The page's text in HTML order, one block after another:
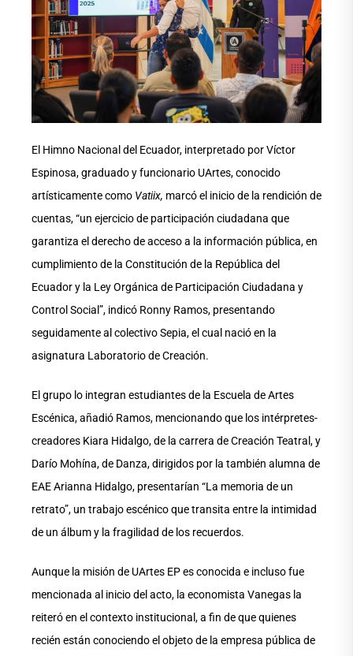
El Himno Nacional del Ecuador, interpretado por Víctor
Espinosa, graduado y funcionario UArtes, conocido
artísticamente como Vatiix, marcó el inicio de la rendición de
cuentas, “un ejercicio de participación ciudadana que
garantiza el derecho de acceso a la información pública, en
cumplimiento de la Constitución de la República del
Ecuador y la Ley Orgánica de Participación Ciudadana y
Control Social”, indicó Ronny Ramos, presentando
seguidamente al colectivo Sepia, el cual nació en la
asignatura Laboratorio de Creación.
El grupo lo integran estudiantes de la Escuela de Artes
Escénica, añadió Ramos, mencionando que los intérpretes-
creadores Kiara Hidalgo, de la carrera de Creación Teatral, y
Darío Mohína, de Danza, dirigidos por la también alumna de
EAE Arianna Hidalgo, presentarían “La memoria de un
retrato”, un trabajo escénico que transita entre la intimidad
de un álbum y la fragilidad de los recuerdos.
Aunque la misión de UArtes EP es conocida e incluso fue
mencionada al inicio del acto, la economista Vanegas la
reiteró en el contexto institucional, a fin de que quienes
recién están conociendo el objeto de la empresa pública de